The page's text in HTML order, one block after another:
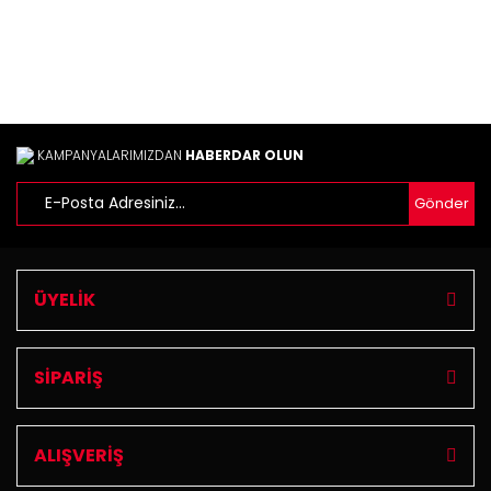
Ürün fiyatı diğer sitelerden daha pahalı.
Bu ürüne benzer farklı alternatifler olmalı.
KAMPANYALARIMIZDAN HABERDAR OLUN
Gönder
ÜYELİK
SİPARİŞ
ALIŞVERİŞ